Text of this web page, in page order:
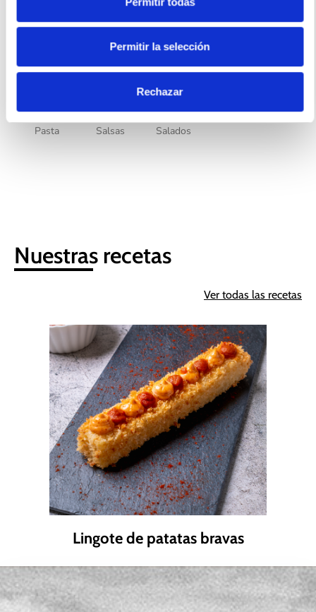
Permitir la selección
Rechazar
Usos recomendados
Pasta Salsas Salados
Nuestras recetas
Ver todas las recetas
Lingote de patatas bravas